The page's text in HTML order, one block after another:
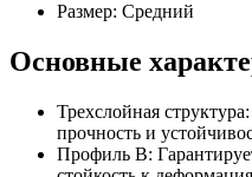
Размер: Средний
Основные
Трехслойная
прочность и
Профиль B: